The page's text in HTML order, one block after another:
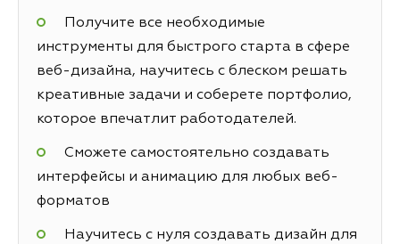
Получите все необходимые
инструменты для быстрого старта в сфере
веб-дизайна, научитесь с блеском решать
креативные задачи и соберете портфолио,
которое впечатлит работодателей.
Сможете самостоятельно создавать
интерфейсы и анимацию для любых веб-
форматов
Научитесь с нуля создавать дизайн для